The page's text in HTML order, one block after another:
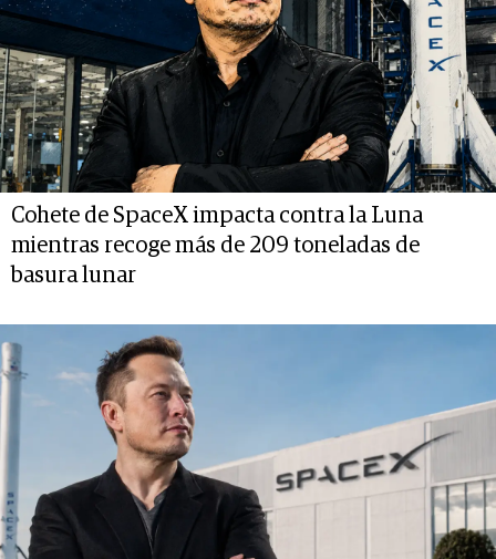
Cohete de SpaceX impacta contra la Luna
mientras recoge más de 209 toneladas de
basura lunar